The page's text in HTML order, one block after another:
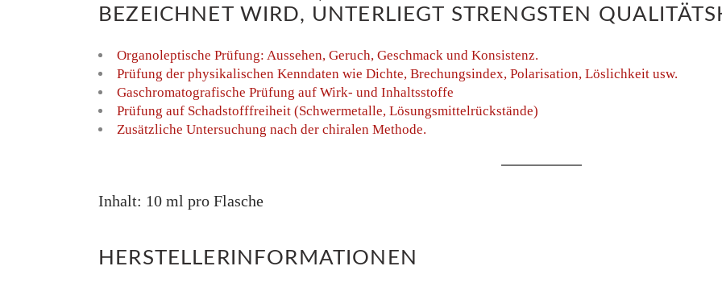
BEZEICHNET WIRD, UNTERLIEGT STRENGSTEN
Organoleptische Prüfung: Aussehen, Geruch, Geschmack und Konsistenz.
Prüfung der physikalischen Kenndaten wie Dichte, Brechungsindex, Polarisation, Löslichkeit usw.
Gaschromatografische Prüfung auf Wirk- und Inhaltsstoffe
Prüfung auf Schadstofffreiheit (Schwermetalle, Lösungsmittelrückstände)
Zusätzliche Untersuchung nach der chiralen Methode.
Inhalt: 10 ml pro Flasche
HERSTELLERINFORMATIONEN